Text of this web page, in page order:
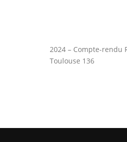
2024 – Compte-rendu
Toulouse 136